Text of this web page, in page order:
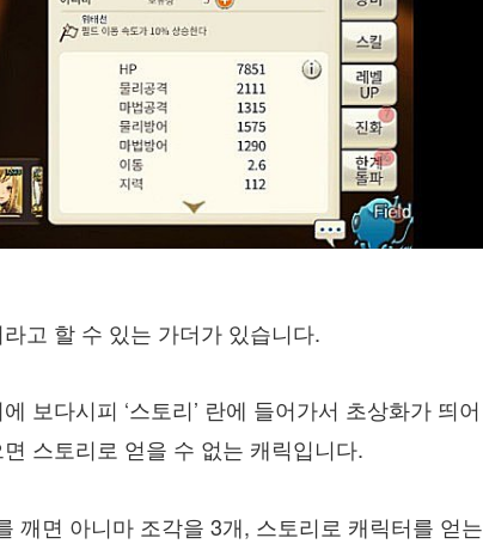
고 할 수 있는 가더가 있습니다.
보다시피 ‘스토리’ 란에 들어가서 초상화가 띄어
스토리로 얻을 수 없는 캐릭입니다.
깨면 아니마 조각을 3개, 스토리로 캐릭터를 얻는